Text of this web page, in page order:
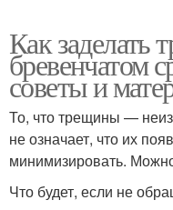
Как заделать
бревенчатом
советы и
То, что трещины —
не означает, что их
минимизировать.
Что будет, если не